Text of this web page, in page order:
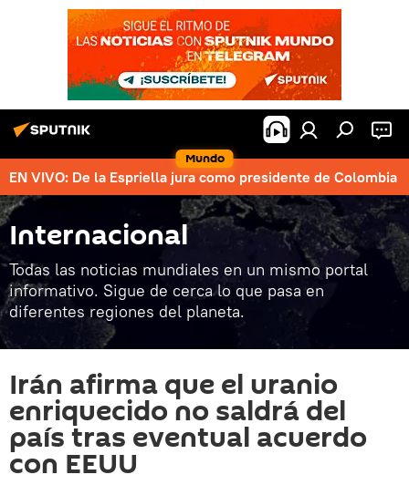
Mundo
EN VIVO: De la Espriella jura como presidente de Colombia
Internacional
Todas las noticias mundiales en un mismo portal
informativo. Sigue de cerca lo que pasa en
diferentes regiones del planeta.
Irán afirma que el uranio
enriquecido no saldrá del
país tras eventual acuerdo
con EEUU